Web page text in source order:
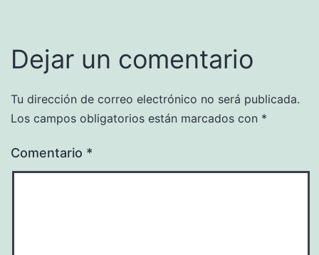
Dejar un comentario
Tu dirección de correo electrónico no será publicada.
Los campos obligatorios están marcados con *
Comentario *